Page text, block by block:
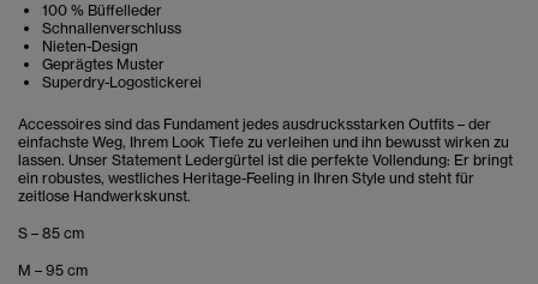
100 % Büffelleder
Schnallenverschluss
Nieten-Design
Geprägtes Muster
Superdry-Logostickerei
Accessoires sind das Fundament jedes ausdrucksstarken Outfits – der
einfachste Weg, Ihrem Look Tiefe zu verleihen und ihn bewusst wirken zu
lassen. Unser Statement Ledergürtel ist die perfekte Vollendung: Er bringt
ein robustes, westliches Heritage-Feeling in Ihren Style und steht für
zeitlose Handwerkskunst.
S – 85 cm
M – 95 cm